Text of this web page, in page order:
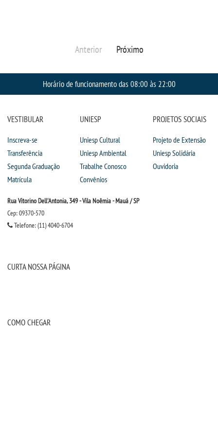
CONTATO
IMPRENSA
TRABALHE CONOSCO
OUVIDORIA
Anterior Próximo
Horário de funcionamento das 08:00 às 22:00
VESTIBULAR
Inscreva-se
Transferência
Segunda Graduação
Matrícula
UNIESP
Uniesp Cultural
Uniesp Ambiental
Trabalhe Conosco
Convênios
PROJETOS SOCIAIS
Projeto de Extensão
Uniesp Solidária
Ouvidoria
Rua Vitorino Dell'Antonia, 349 - Vila Noêmia - Mauá / SP
Cep: 09370-570
Telefone: (11) 4040-6704
CURTA NOSSA PÁGINA
COMO CHEGAR